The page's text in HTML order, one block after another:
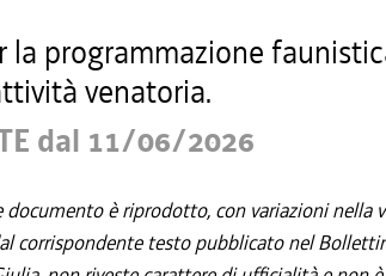
la programmazione
venatoria.
dal 11/06/2026
documento è riprodotto, con variazioni nella
corrispondente testo pubblicato nel